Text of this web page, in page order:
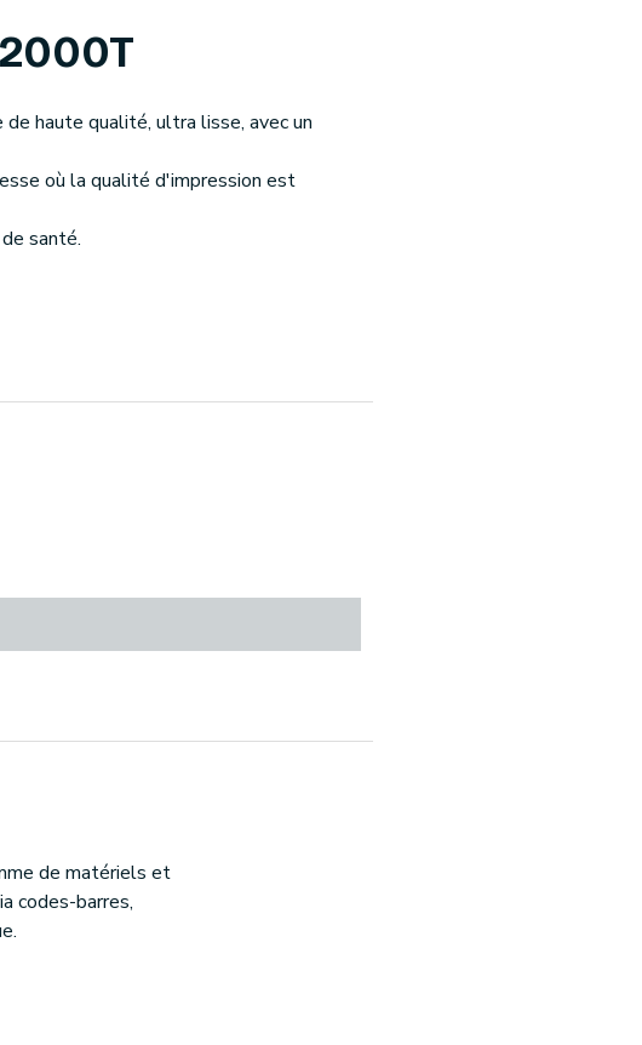
haute qualité, ultra lisse, avec un
où la qualité d'impression est
santé.
de matériels et
codes-barres,